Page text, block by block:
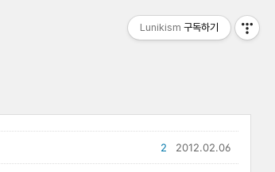
2012.02.06
2
Lunikism 구독하기